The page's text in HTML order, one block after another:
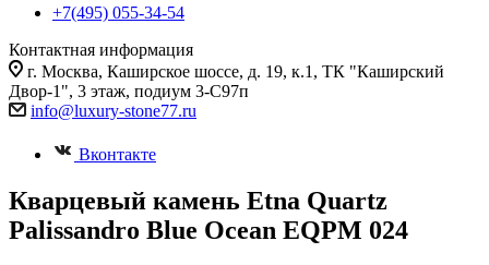
+7(495) 055-34-54
Контактная информация
г. Москва, Каширское шоссе, д. 19, к.1, ТК "Каширский
Двор-1", 3 этаж, подиум 3-С97п
info@luxury-stone77.ru
Вконтакте
Кварцевый камень Etna Quartz
Palissandro Blue Ocean EQPM 024